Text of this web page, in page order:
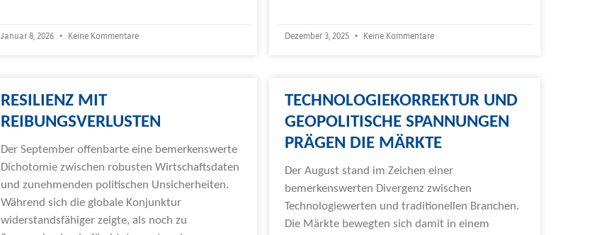
Januar 8, 2026 Keine Kommentare Dezember 3, 2025 Keine Kommentare
RESILIENZ MIT
REIBUNGSVERLUSTEN
Der September offenbarte eine bemerkenswerte
Dichotomie zwischen robusten Wirtschaftsdaten
und zunehmenden politischen Unsicherheiten.
Während sich die globale Konjunktur
widerstandsfähiger zeigte, als noch zu
TECHNOLOGIEKORREKTUR UND
GEOPOLITISCHE SPANNUNGEN
PRÄGEN DIE MÄRKTE
Der August stand im Zeichen einer
bemerkenswerten Divergenz zwischen
Technologiewerten und traditionellen Branchen.
Die Märkte bewegten sich damit in einem